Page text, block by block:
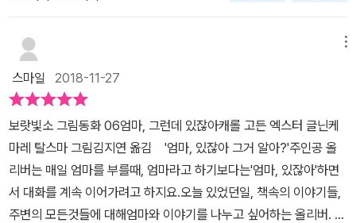
올리버를 통해서 잘 표현한것 같아요 책을 읽어주면서도 얼마나 빵빵
터졌는데,딱 저희 첫째와 둘째를 보는것 같았거든요​​ 드디어 침대에
누우려는 올리버,하지만 침대에 눕기전에 침대 밑을 봐줌녀 좋겠다고
하네요 잠자기전까지는 아무렇지도 않은 일들이잠을 자려고 준비하
면 왜 그렇게 떠오르는건지..올리버 역시 침대 밑 이야기를 잘 준비를
해야하는 지금에서야 떠오르나봐요 엄마는 또 무슨일이지? 하고 침
대 밑을 보았는데거기에 잡다한 쓰레기와 음식찌꺼기들때문에 개미
가....벌레를 싫어하는 저는 상상만으로도 ㅠㅠ끔찍하더라고요 이제
음으로 아이들의 말을귀담아 들으려고 합니다.아이를 보면서 웃어주
고 눈 마주치고포근하게 안아주고 사랑한다고 속삭여 주던엄마를 많
이 그리워 하는 아이들에게엄마는 바빠 바빠 외치며 여유로운 시간을
갖지 못하는 것 같아 반성해 봅니다.아이의 마음을 읽어주고 엄마의
마음을전달하는 법을 배우는 '엄마, 그런데 있잖아'책을 추천합니다.
스마일 2018-11-27
보랏빛소 그림동화 06엄마, 그런데 있잖아캐롤 고든 엑스터 글닌케
마레 탈스마 그림김지연 옮김 '엄마, 있잖아 그거 알아?'주인공 올
리버는 매일 엄마를 부를때, 엄마라고 하기보다는'엄마, 있잖아'하면
서 대화를 계속 이어가려고 하지요.오늘 있었던일, 책속의 이야기들,
주변의 모든것들에 대해엄마와 이야기를 나누고 싶어하는 올리버. 하